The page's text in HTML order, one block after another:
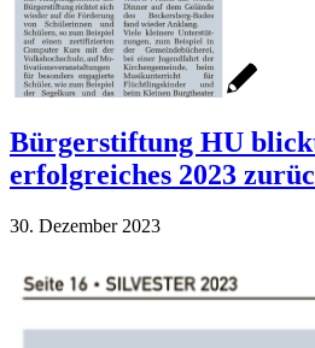
Bürgerstiftung HU
erfolgreiches 2023
30. Dezember 2023